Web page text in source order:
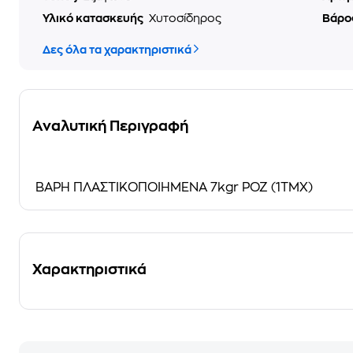
Υλικό κατασκευής Χυτοσίδηρος
Δες όλα τα χαρακτηριστικά
Αναλυτική Περιγραφή
ΒΑΡΗ ΠΛΑΣΤΙΚΟΠΟΙΗΜΕΝΑ 7kgr ΡΟΖ (1ΤΜΧ)
Χαρακτηριστικά